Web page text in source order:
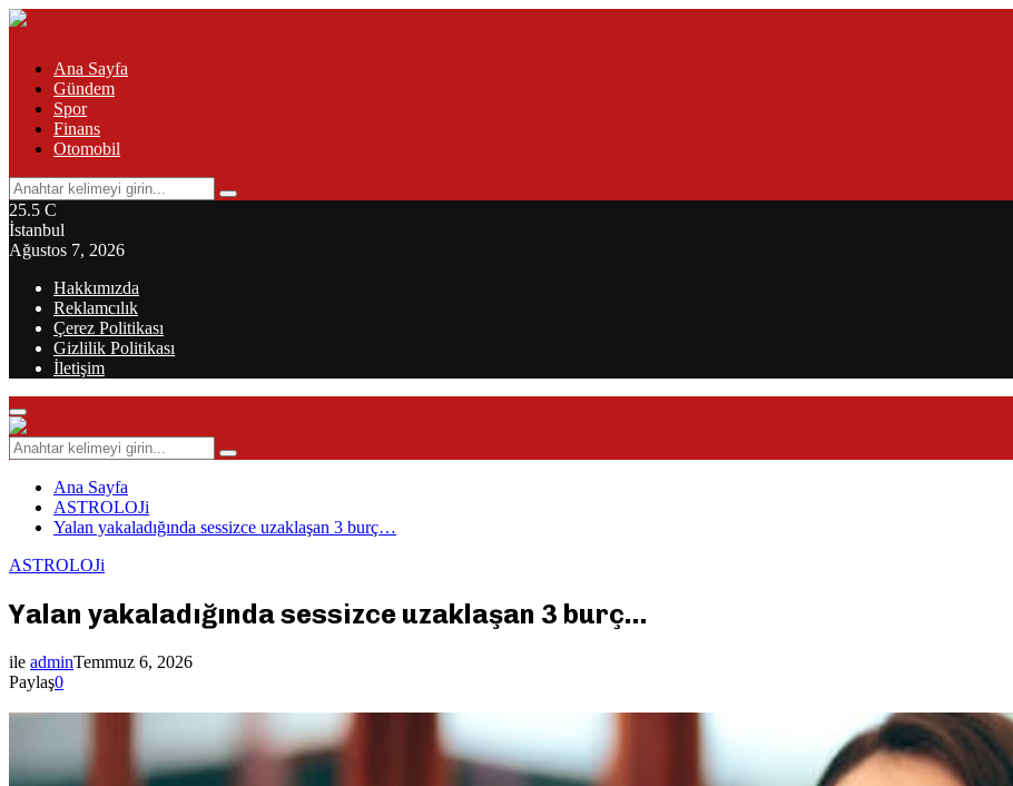
Ana Sayfa
Gündem
Spor
Finans
Otomobil
Search
for:
Search
25.5 C
İstanbul
Ağustos 7, 2026
Hakkımızda
Reklamcılık
Çerez Politikası
Gizlilik Politikası
İletişim
Primary
Menu
Search
for:
Search
Ana Sayfa
ASTROLOJi
Yalan yakaladığında sessizce uzaklaşan 3 burç…
ASTROLOJi
Yalan yakaladığında sessizce uzaklaşan 3 burç…
ile adminTemmuz 6, 2026
Paylaş0